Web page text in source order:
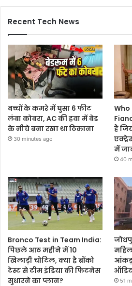
Recent Tech News
बच्चों के कमरे में घुसा 6 फीट
लंबा कोबरा, AC की हवा में बेड
के नीचे बना रखा था ठिकाना
30 minutes ago
हैं
में
40
Bronco Test in Team India:
पिछले आठ महीने में 10
खिलाड़ी चोटिल, क्या है ब्रोंको
टेस्ट से टीम इंडिया की फिटनेस
सुधारने का प्लान?
51